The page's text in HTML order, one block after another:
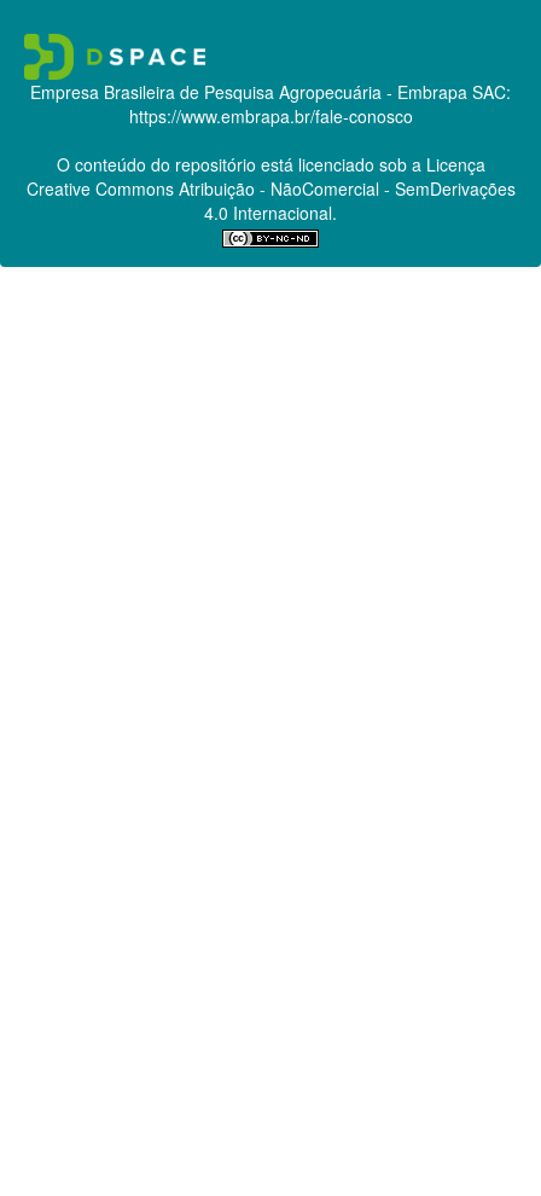
Empresa Brasileira de Pesquisa Agropecuária - Embrapa SAC:
https://www.embrapa.br/fale-conosco
O conteúdo do repositório está licenciado sob a Licença
Creative CommonsAtribuição - NãoComercial - SemDerivações
4.0 Internacional.